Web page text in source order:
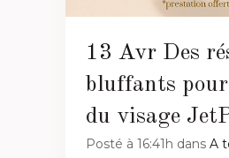
13 Avr Des
bluffants
du visage
Posté à 16:41h dans A